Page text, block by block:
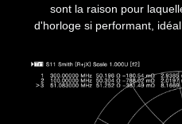
sont la raison pour
d'horloge si performant,